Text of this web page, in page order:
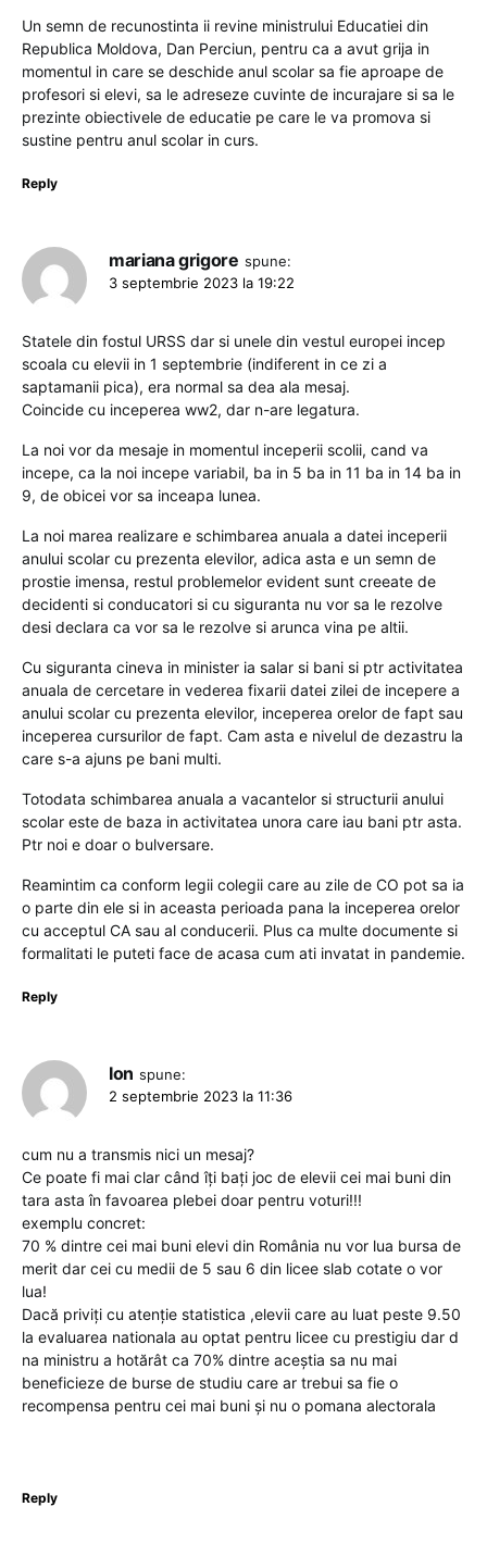
Un semn de recunostinta ii revine ministrului Educatiei din
Republica Moldova, Dan Perciun, pentru ca a avut grija in
momentul in care se deschide anul scolar sa fie aproape de
profesori si elevi, sa le adreseze cuvinte de incurajare si sa le
prezinte obiectivele de educatie pe care le va promova si
sustine pentru anul scolar in curs.
Reply
mariana grigore spune:
3 septembrie 2023 la 19:22
Statele din fostul URSS dar si unele din vestul europei incep
scoala cu elevii in 1 septembrie (indiferent in ce zi a
saptamanii pica), era normal sa dea ala mesaj.
Coincide cu inceperea ww2, dar n-are legatura.
La noi vor da mesaje in momentul inceperii scolii, cand va
incepe, ca la noi incepe variabil, ba in 5 ba in 11 ba in 14 ba in
9, de obicei vor sa inceapa lunea.
La noi marea realizare e schimbarea anuala a datei inceperii
anului scolar cu prezenta elevilor, adica asta e un semn de
prostie imensa, restul problemelor evident sunt creeate de
decidenti si conducatori si cu siguranta nu vor sa le rezolve
desi declara ca vor sa le rezolve si arunca vina pe altii.
Cu siguranta cineva in minister ia salar si bani si ptr activitatea
anuala de cercetare in vederea fixarii datei zilei de incepere a
anului scolar cu prezenta elevilor, inceperea orelor de fapt sau
inceperea cursurilor de fapt. Cam asta e nivelul de dezastru la
care s-a ajuns pe bani multi.
Totodata schimbarea anuala a vacantelor si structurii anului
scolar este de baza in activitatea unora care iau bani ptr asta.
Ptr noi e doar o bulversare.
Reamintim ca conform legii colegii care au zile de CO pot sa ia
o parte din ele si in aceasta perioada pana la inceperea orelor
cu acceptul CA sau al conducerii. Plus ca multe documente si
formalitati le puteti face de acasa cum ati invatat in pandemie.
Reply
Ion spune:
2 septembrie 2023 la 11:36
cum nu a transmis nici un mesaj?
Ce poate fi mai clar când îți bați joc de elevii cei mai buni din
tara asta în favoarea plebei doar pentru voturi!!!
exemplu concret:
70 % dintre cei mai buni elevi din România nu vor lua bursa de
merit dar cei cu medii de 5 sau 6 din licee slab cotate o vor
lua!
Dacă priviți cu atenție statistica ,elevii care au luat peste 9.50
la evaluarea nationala au optat pentru licee cu prestigiu dar d
na ministru a hotărât ca 70% dintre aceștia sa nu mai
beneficieze de burse de studiu care ar trebui sa fie o
recompensa pentru cei mai buni și nu o pomana alectorala
Reply